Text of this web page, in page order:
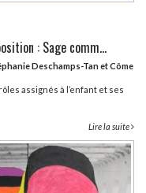
: Sage comm...
Deschamps-Tan et Côme
assignés à l’enfant et ses
Lire la suite